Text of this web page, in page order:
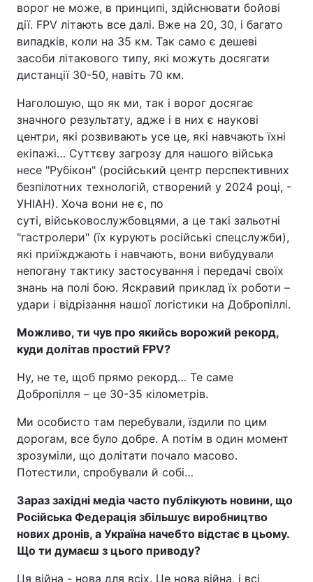
ворог не може, в принципі, здійснювати бойові
дії. FPV літають все далі. Вже на 20, 30, і багато
випадків, коли на 35 км. Так само є дешеві
засоби літакового типу, які можуть досягати
дистанції 30-50, навіть 70 км.
Наголошую, що як ми, так і ворог досягає
значного результату, адже і в них є наукові
центри, які розвивають усе це, які навчають їхні
екіпажі… Суттєву загрозу для нашого війська
несе "Рубікон" (російський центр перспективних
безпілотних технологій, створений у 2024 році, -
УНІАН). Хоча вони не є, по
суті, військовослужбовцями, а це такі зальотні
"гастролери" (їх курують російські спецслужби),
які приїжджають і навчають, вони вибудували
непогану тактику застосування і передачі своїх
знань на полі бою. Яскравий приклад їх роботи –
удари і відрізання нашої логістики на Добропіллі.
Можливо, ти чув про якийсь ворожий рекорд,
куди долітав простий FPV?
Ну, не те, щоб прямо рекорд… Те саме
Добропілля – це 30-35 кілометрів.
Ми особисто там перебували, їздили по цим
дорогам, все було добре. А потім в один момент
зрозуміли, що долітати почало масово.
Потестили, спробували й собі…
Зараз західні медіа часто публікують новини, що
Російська Федерація збільшує виробництво
нових дронів, а Україна начебто відстає в цьому.
Що ти думаєш з цього приводу?
Ця війна - нова для всіх. Це нова війна, і всі